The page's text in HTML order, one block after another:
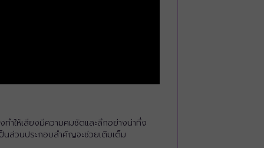
ำให้เสียงมีความคมชัดและลึกอย่างน่าทึ่ง
นส่วนประกอบสำคัญจะช่วยเติมเต็ม